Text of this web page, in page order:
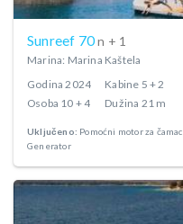
Sunreef 70n + 1
Marina: Marina Kaštela
Godina 2024 Kabine 5 + 2
Osoba 10 + 4 Dužina 21 m
Uključeno: Pomoćni motor za čamac
Generator